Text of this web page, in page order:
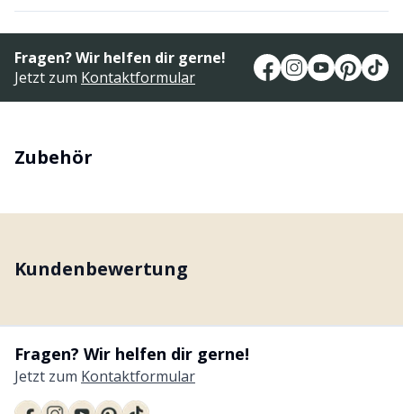
Fragen? Wir helfen dir gerne!
Jetzt zum Kontaktformular
Zubehör
Kundenbewertung
Fragen? Wir helfen dir gerne!
Jetzt zum Kontaktformular